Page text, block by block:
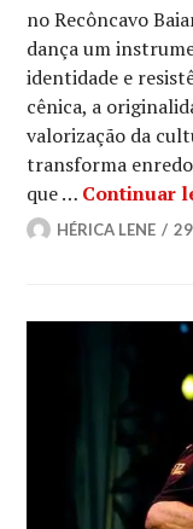
no Recôncavo
dança um
identidade e
cênica, a
valorização da
transforma
que … Continuar
HÉRICA LENE